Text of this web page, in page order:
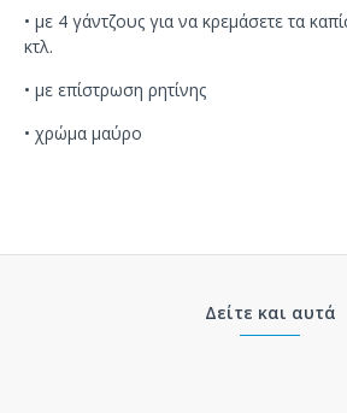
• με 4 γάντζους για να κρεμάσετε τα
κτλ.
• με επίστρωση ρητίνης
• χρώμα μαύρο
Δείτε και αυτά